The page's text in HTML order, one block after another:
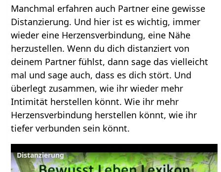
Manchmal erfahren auch Partner eine gewisse
Distanzierung. Und hier ist es wichtig, immer
wieder eine Herzensverbindung, eine Nähe
herzustellen. Wenn du dich distanziert von
deinem Partner fühlst, dann sage das vielleicht
mal und sage auch, dass es dich stört. Und
überlegt zusammen, wie ihr wieder mehr
Intimität herstellen könnt. Wie ihr mehr
Herzensverbindung herstellen könnt, wie ihr
tiefer verbunden sein könnt.
Distanzierung